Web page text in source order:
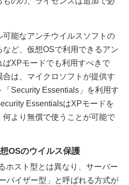
能なアンチウイルスソフトの
ど、仮想OSで利用できるアン
XPモードでも利用すべきで
は、マイクロソフトが提供す
「Security Essentials」を利用す
EssentialsはXPモードを
より無償で使うことが可能で
OSのウイルス保護
ホスト型とは異なり、サーバー
バイザー型」と呼ばれる方式が